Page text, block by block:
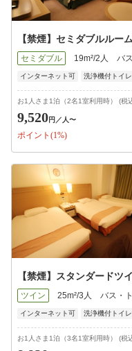
【禁煙】セミダブルルー
セミダブル 19m²/2人 バ
インターネット可 洗浄機付トイレ
お1人さま1泊（2名1室利用時） (税
9,520円 ／人〜
ポイント(1%)
【禁煙】スタンダードツ
ツイン 25m²/3人 バス・
インターネット可 洗浄機付トイレ
お1人さま1泊（3名1室利用時） (税